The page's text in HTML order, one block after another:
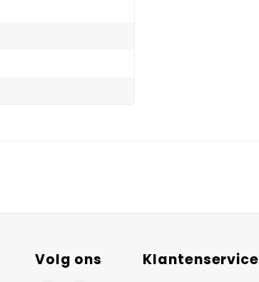
Volg ons Klantenservice